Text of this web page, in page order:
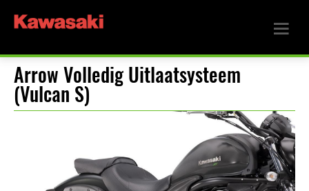
Arrow Volledig Uitlaatsysteem
(Vulcan S)